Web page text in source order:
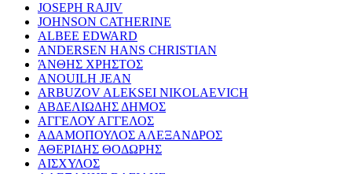
JOSEPH RAJIV
JOHNSON CATHERINE
ALBEE EDWARD
ANDERSEN HANS CHRISTIAN
ΆΝΘΗΣ ΧΡΗΣΤΟΣ
ANOUILH JEAN
ARBUZOV ALEKSEI NIKOLAEVICH
ΑΒΔΕΛΙΩΔΗΣ ΔΗΜΟΣ
ΑΓΓΕΛΟΥ ΑΓΓΕΛΟΣ
ΑΔΑΜΟΠΟΥΛΟΣ ΑΛΕΞΑΝΔΡΟΣ
ΑΘΕΡΙΔΗΣ ΘΟΔΩΡΗΣ
ΑΙΣΧΥΛΟΣ